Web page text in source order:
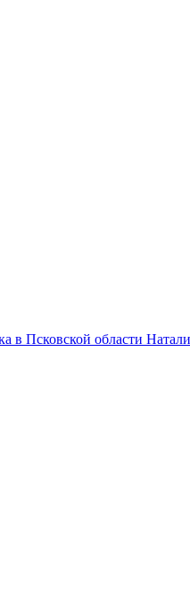
в Псковской области